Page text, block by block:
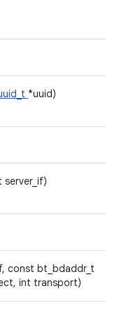
*uuid)
server_if)
const bt_bdaddr_t
int transport)